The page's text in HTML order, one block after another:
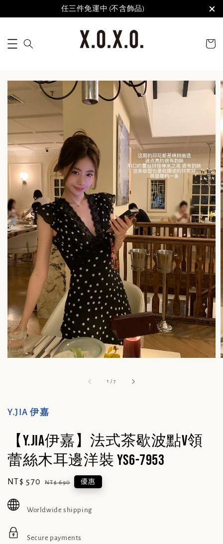
任三件免運中 (不含飾品)
1 /7
Y.JIA 伊嘉
【Y.JIA伊嘉】法式茶歇波點V領
蕾絲木耳邊洋裝 YS6-7953
Sale
NT$ 570 Regular
NT$ 690 優惠
Worldwide shipping
Secure payments